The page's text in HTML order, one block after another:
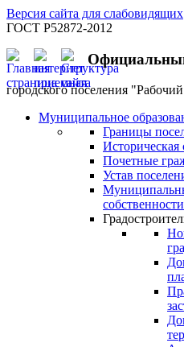
Версия сайта для слабовидящих
ГОСТ Р52872-2012
городского поселения
Муниципальное
Границы
Историческая
Почетные
Устав
собственности